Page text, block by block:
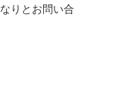
りとお問い合